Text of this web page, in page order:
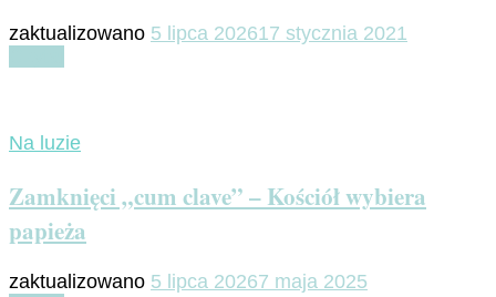
zaktualizowano 5 lipca 202617 stycznia 2021
Na luzie
Zamknięci „cum clave” – Kościół wybiera
papieża
zaktualizowano 5 lipca 20267 maja 2025